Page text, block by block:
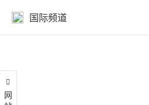
国际频道